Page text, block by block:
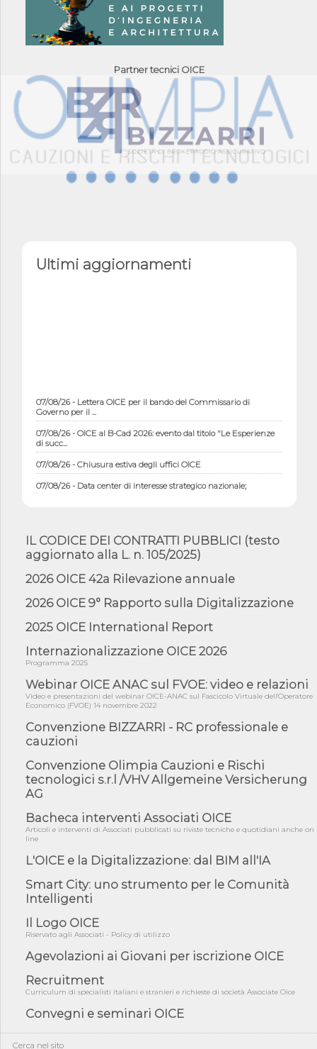
Partner tecnici OICE
Ultimi aggiornamenti
07/08/26 - Lettera OICE per il bando del Commissario di
Governo per il ...
07/08/26 - OICE al B-Cad 2026: evento dal titolo "Le Esperienze
di succ...
07/08/26 - Chiusura estiva degli uffici OICE
07/08/26 - Data center di interesse strategico nazionale;
interventi pe...
07/08/26 - Ponte sullo Stretto di Messina: deliberata la
sussistenza di...
07/08/26 - Tunnel Brennero, dal Cipess via libera al quinto lotto
costr...
06/08/26 - Istat, produzione industriale in calo dell'1% a giugno,
con ...
06/08/26 - DL PA approvato in Cdm: contributi per
riqualificazione sism...
06/08/26 - CdM: approvato il d.lgs. di adeguamento all’AI Act in
mate...
06/08/26 - DDL delegazione europea in Cdm per recepimento
norme UE in m...
05/08/26 - DL Infrastrutture e PNRR è legge: approvata oggi la
fiducia...
05/08/26 - Focus OICE sul DDL di riforma della responsabilità
05/08/26 - Anac: pubblicata la Relazione illustrativa al Bando tipo
2 s...
05/08/26 - SAVE THE DATE: Assemblea Pubblica Confindustria
Professioni ...
05/08/26 - Successo OICE per il bando della Città metropolitana
di Reg...
05/08/26 - Lettera OICE per il bando della Giunta Regionale della
Campa...
04/08/26 - DL PA: previste cancellazioni da elenchi professionisti
per ...
04/08/26 - International Sustainable Buildings Competition -
COP31, An...
04/08/26 - CdS, project financing: progetto di fattibilità da
impugnar...
04/08/26 - Rapporto Anac corruzione 2020-2026: procedimenti
IL CODICE DEI CONTRATTI PUBBLICI (testo
aggiornato alla L. n. 105/2025)
2026 OICE 42a Rilevazione annuale
2026 OICE 9° Rapporto sulla Digitalizzazione
2025 OICE International Report
Internazionalizzazione OICE 2026
Programma 2025
Webinar OICE ANAC sul FVOE: video e relazioni
Video e presentazioni del webinar OICE-ANAC sul Fascicolo Virtuale dell'Operatore
Economico (FVOE) 14 novembre 2022
Convenzione BIZZARRI - RC professionale e
cauzioni
Convenzione Olimpia Cauzioni e Rischi
tecnologici s.r.l /VHV Allgemeine Versicherung
AG
Bacheca interventi Associati OICE
Articoli e interventi di Associati pubblicati su riviste tecniche e quotidiani anche on
line
L'OICE e la Digitalizzazione: dal BIM all'IA
Smart City: uno strumento per le Comunità
Intelligenti
Il Logo OICE
Riservato agli Associati - Policy di utilizzo
Agevolazioni ai Giovani per iscrizione OICE
Recruitment
Curriculum di specialisti italiani e stranieri e richieste di società Associate Oice
Convegni e seminari OICE
Cerca nel sito